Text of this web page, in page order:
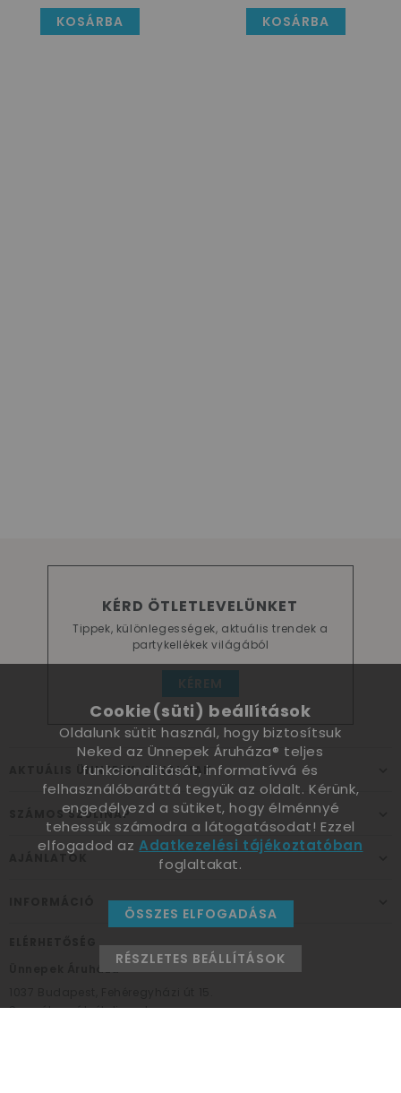
KOSÁRBA
KOSÁRBA
KÉRD ÖTLETLEVELÜNKET
Tippek, különlegességek, aktuális trendek a
partykellékek világából
AKTUÁLIS ÜNNEPEK, ALKALMAK
SZÁMOS SZÜLINAP
AJÁNLATOK
Ünnepek Áruháza
Személyes átvételi pont
Cookie(süti) beállítások
Oldalunk sütit használ, hogy biztosítsuk
Neked az Ünnepek Áruháza® teljes
funkcionalitását, informatívvá és
felhasználóbaráttá tegyük az oldalt. Kérünk,
engedélyezd a sütiket, hogy élménnyé
tehessük számodra a látogatásodat! Ezzel
elfogadod azAdatkezelési tájékoztatóban
foglaltakat.
ÖSSZES ELFOGADÁSA
RÉSZLETES BEÁLLÍTÁSOK